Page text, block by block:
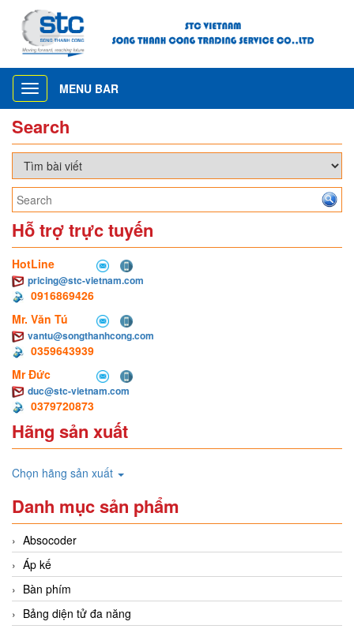
Toggle
navigation
MENU BAR
Search
Hỗ trợ trực tuyến
HotLine
pricing@stc-vietnam.com
0916869426
Mr. Văn Tú
vantu@songthanhcong.com
0359643939
Mr Đức
duc@stc-vietnam.com
0379720873
Hãng sản xuất
Chọn hãng sản xuất
Danh mục sản phẩm
Absocoder
Áp kế
Bàn phím
Bảng diện tử đa năng